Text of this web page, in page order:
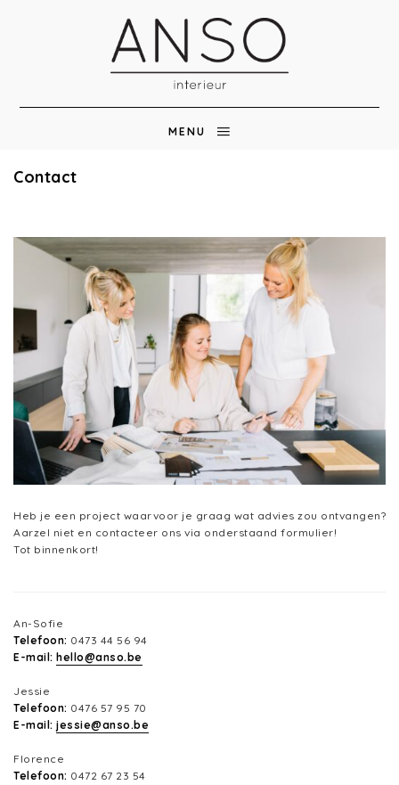
MENU
Contact
Heb je een project waarvoor je graag wat advies zou ontvangen?
Aarzel niet en contacteer ons via onderstaand formulier!
Tot binnenkort!
An-Sofie
Telefoon: 0473 44 56 94
E-mail: hello@anso.be
Jessie
Telefoon: 0476 57 95 70
E-mail: jessie@anso.be
Florence
Telefoon: 0472 67 23 54